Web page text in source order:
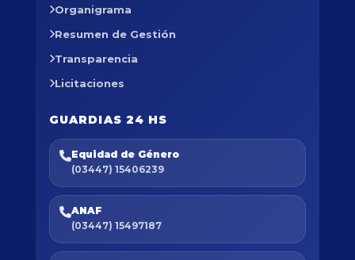
Organigrama
Resumen de Gestión
Transparencia
Licitaciones
GUARDIAS 24 HS
Equidad de Género
(03447) 15406239
ANAF
(03447) 15497187